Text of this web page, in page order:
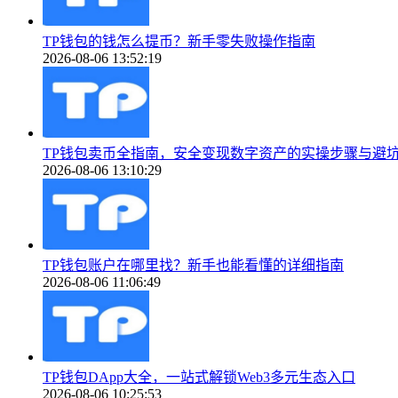
TP钱包的钱怎么提币？新手零失败操作指南
2026-08-06 13:52:19
TP钱包卖币全指南，安全变现数字资产的实操步骤与避
2026-08-06 13:10:29
TP钱包账户在哪里找？新手也能看懂的详细指南
2026-08-06 11:06:49
TP钱包DApp大全，一站式解锁Web3多元生态入口
2026-08-06 10:25:53